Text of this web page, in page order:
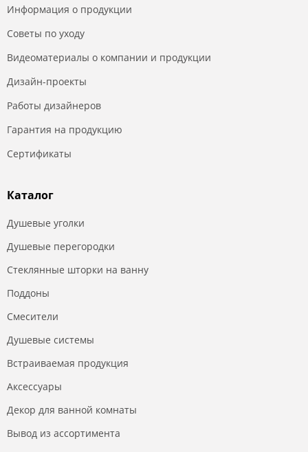
Информация о продукции
Советы по уходу
Видеоматериалы о компании и продукции
Дизайн-проекты
Работы дизайнеров
Гарантия на продукцию
Сертификаты
Каталог
Душевые уголки
Душевые перегородки
Стеклянные шторки на ванну
Поддоны
Смесители
Душевые системы
Встраиваемая продукция
Аксессуары
Декор для ванной комнаты
Вывод из ассортимента